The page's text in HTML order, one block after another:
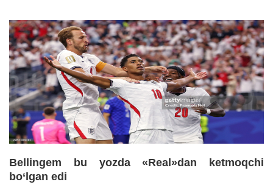
Bellingem bu yozda «Real»dan ketmoqchi
bo‘lgan edi